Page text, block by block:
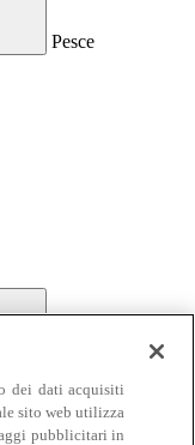
Pesce
dei dati acquisiti
sito web utilizza
pubblicitari in